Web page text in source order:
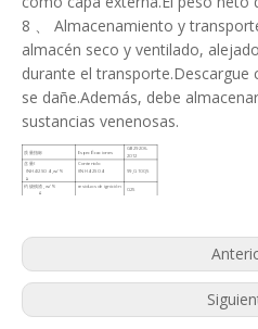
8 、 Almacenamiento y
almacén seco y ventilado,
durante el transporte.Descargue
se dañe.Además, debe
sustancias venenosas.
质量指标 Especificaciones
GB29206-
2012
含量(
(NH4)2SO4),w/%
≥
Contenido
((NH4)2SO4) 99,0-100,5
灼烧残渣, w/%
≤
residuos de ignición
0.25
≤